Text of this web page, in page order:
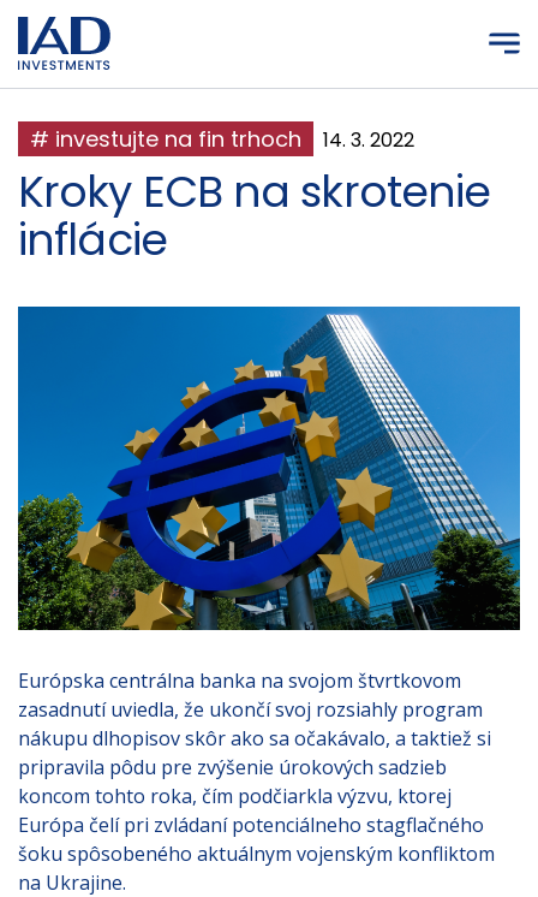
Prejsť na hlavný obsah
# investujte na fin trhoch 14. 3. 2022
Kroky ECB na skrotenie
inflácie
Európska centrálna banka na svojom štvrtkovom
zasadnutí uviedla, že ukončí svoj rozsiahly program
nákupu dlhopisov skôr ako sa očakávalo, a taktiež si
pripravila pôdu pre zvýšenie úrokových sadzieb
koncom tohto roka, čím podčiarkla výzvu, ktorej
Európa čelí pri zvládaní potenciálneho stagflačného
šoku spôsobeného aktuálnym vojenským konfliktom
na Ukrajine.